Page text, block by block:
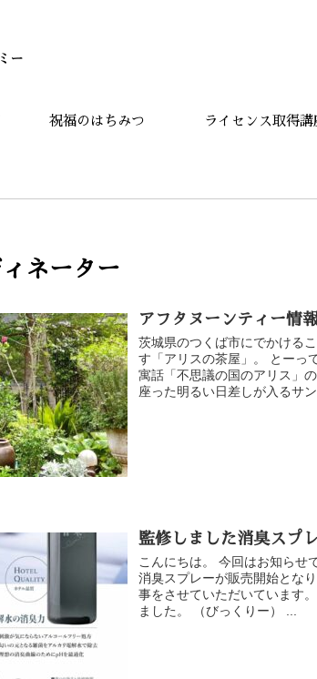
祝福のはちみつ ライセンス取得講
ネーター
アフタヌーンティー情
茨城県のつくば市にでかける
す「アリスの茶屋」。 とーっ
寓話「不思議の国のアリス」
座った明るい日差しが入るサン
監修しました消臭スプ
こんにちは。 今回はお知らせ
消臭スプレーが販売開始とな
事をさせていただいています
ました。 （びっくりー） ...